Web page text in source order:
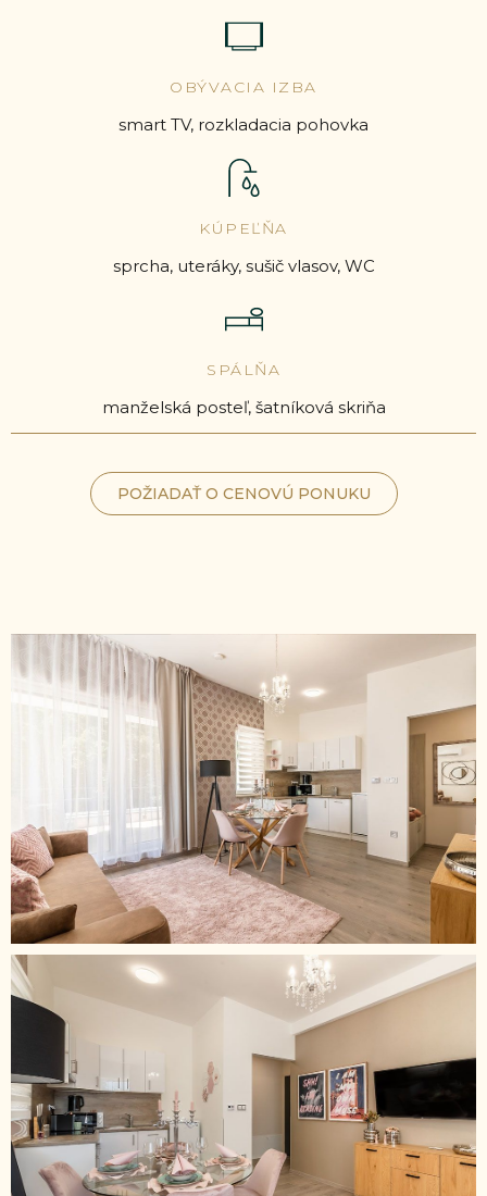
OBÝVACIA IZBA
smart TV, rozkladacia pohovka
KÚPEĽŇA
sprcha, uteráky, sušič vlasov, WC
SPÁLŇA
manželská posteľ, šatníková skriňa
POŽIADAŤ O CENOVÚ PONUKU